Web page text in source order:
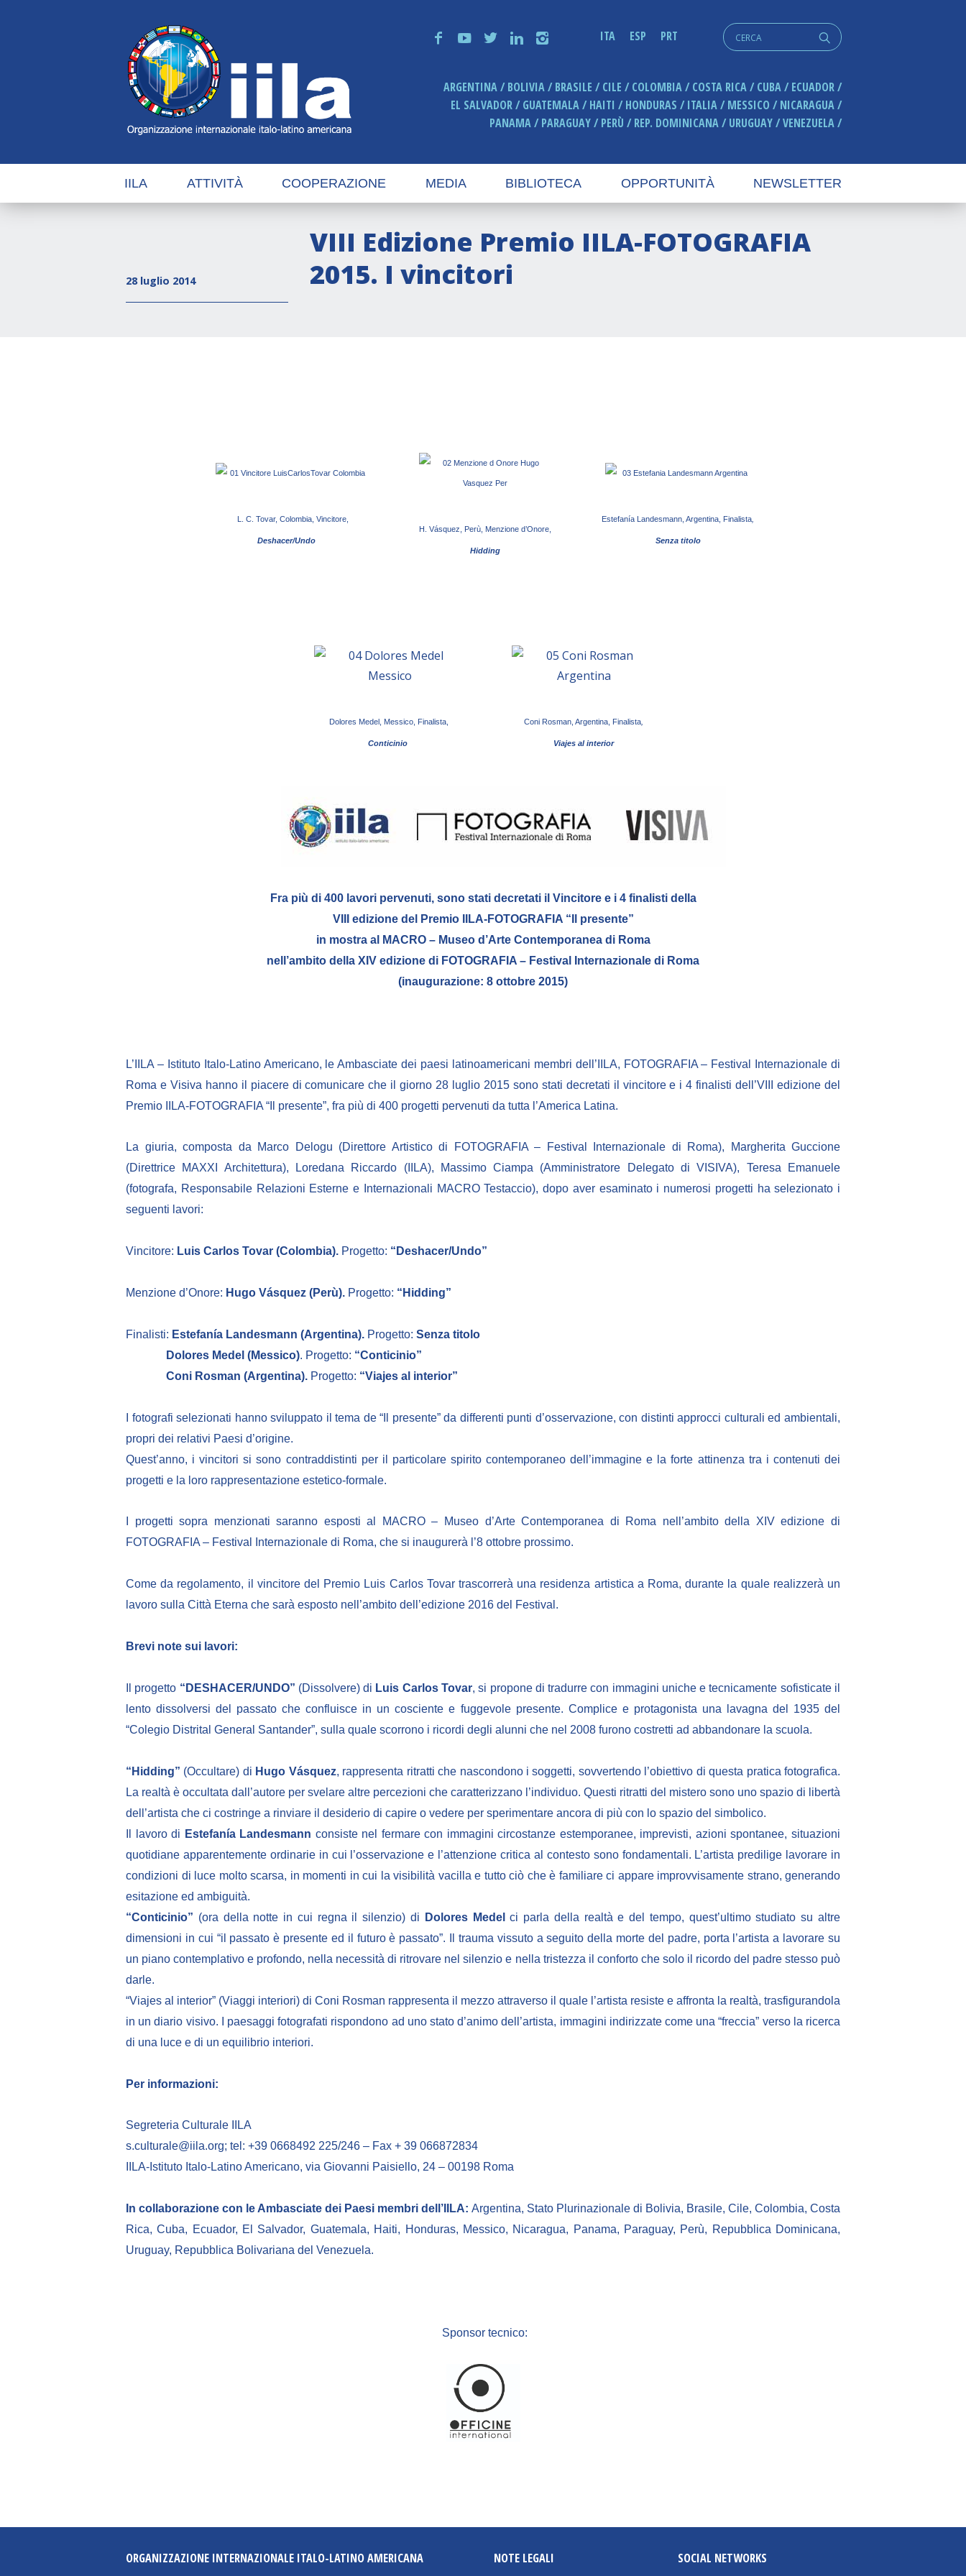
f y t n i ITA ESP PRT q
Cerca:
ARGENTINA BOLIVIA BRASILE CILE COLOMBIA COSTA RICA CUBA
ECUADOR
EL SALVADOR
GUATEMALA HAITI HONDURAS ITALIA MESSICO
NICARAGUA
PANAMA
PARAGUAY PERÙ REP. DOMINICANA URUGUAY VENEZUELA
IILA ATTIVITÀ COOPERAZIONE MEDIA BIBLIOTECA OPPORTUNITÀ NEWSLETTER
28 luglio 2014
VIII Edizione Premio IILA-FOTOGRAFIA
2015. I vincitori
L. C. Tovar, Colombia, Vincitore,
Deshacer/Undo
H. Vásquez, Perù, Menzione d’Onore,
Hidding
Estefanía Landesmann, Argentina, Finalista
Senza titolo
Dolores Medel, Messico, Finalista,
Conticinio
Coni Rosman, Argentina, Finalista
Viajes al interior
Fra più di 400 lavori pervenuti, sono stati decretati il Vincitore e i 4 finalisti della
VIII edizione del Premio IILA-FOTOGRAFIA “Il presente”
in mostra al MACRO – Museo d’Arte Contemporanea di Roma
nell’ambito della XIV edizione di FOTOGRAFIA – Festival Internazionale di Roma
(inaugurazione: 8 ottobre 2015)
L’IILA – Istituto Italo-Latino Americano, le Ambasciate dei paesi latinoamericani membri dell’IILA, FOTOGRAFIA – Festival Internazionale di
Roma e Visiva hanno il piacere di comunicare che il giorno 28 luglio 2015 sono stati decretati il vincitore e i 4 finalisti dell’VIII edizione del
Premio IILA-FOTOGRAFIA “Il presente”, fra più di 400 progetti pervenuti da tutta l’America Latina.
La giuria, composta da Marco Delogu (Direttore Artistico di FOTOGRAFIA – Festival Internazionale di Roma), Margherita Guccione
(Direttrice MAXXI Architettura), Loredana Riccardo (IILA), Massimo Ciampa (Amministratore Delegato di VISIVA), Teresa Emanuele
(fotografa, Responsabile Relazioni Esterne e Internazionali MACRO Testaccio), dopo aver esaminato i numerosi progetti ha selezionato i
seguenti lavori:
Vincitore: Luis Carlos Tovar (Colombia). Progetto: “Deshacer/Undo”
Menzione d’Onore: Hugo Vásquez (Perù). Progetto: “Hidding”
Finalisti: Estefanía Landesmann (Argentina). Progetto: Senza titolo
Dolores Medel (Messico). Progetto: “Conticinio”
Coni Rosman (Argentina). Progetto: “Viajes al interior”
I fotografi selezionati hanno sviluppato il tema de “Il presente” da differenti punti d’osservazione, con distinti approcci culturali ed ambientali,
propri dei relativi Paesi d’origine.
Quest’anno, i vincitori si sono contraddistinti per il particolare spirito contemporaneo dell’immagine e la forte attinenza tra i contenuti dei
progetti e la loro rappresentazione estetico-formale.
I progetti sopra menzionati saranno esposti al MACRO – Museo d’Arte Contemporanea di Roma nell’ambito della XIV edizione di
FOTOGRAFIA – Festival Internazionale di Roma, che si inaugurerà l’8 ottobre prossimo.
Come da regolamento, il vincitore del Premio Luis Carlos Tovar trascorrerà una residenza artistica a Roma, durante la quale realizzerà un
lavoro sulla Città Eterna che sarà esposto nell’ambito dell’edizione 2016 del Festival.
Brevi note sui lavori:
Il progetto “DESHACER/UNDO” (Dissolvere) di Luis Carlos Tovar, si propone di tradurre con immagini uniche e tecnicamente sofisticate il
lento dissolversi del passato che confluisce in un cosciente e fuggevole presente. Complice e protagonista una lavagna del 1935 del
“Colegio Distrital General Santander”, sulla quale scorrono i ricordi degli alunni che nel 2008 furono costretti ad abbandonare la scuola.
“Hidding” (Occultare) di Hugo Vásquez, rappresenta ritratti che nascondono i soggetti, sovvertendo l’obiettivo di questa pratica fotografica.
La realtà è occultata dall’autore per svelare altre percezioni che caratterizzano l’individuo. Questi ritratti del mistero sono uno spazio di libertà
dell’artista che ci costringe a rinviare il desiderio di capire o vedere per sperimentare ancora di più con lo spazio del simbolico.
Il lavoro di Estefanía Landesmann consiste nel fermare con immagini circostanze estemporanee, imprevisti, azioni spontanee, situazioni
quotidiane apparentemente ordinarie in cui l’osservazione e l’attenzione critica al contesto sono fondamentali. L’artista predilige lavorare in
condizioni di luce molto scarsa, in momenti in cui la visibilità vacilla e tutto ciò che è familiare ci appare improvvisamente strano, generando
esitazione ed ambiguità.
“Conticinio” (ora della notte in cui regna il silenzio) di Dolores Medel ci parla della realtà e del tempo, quest’ultimo studiato su altre
dimensioni in cui “il passato è presente ed il futuro è passato”. Il trauma vissuto a seguito della morte del padre, porta l’artista a lavorare su
un piano contemplativo e profondo, nella necessità di ritrovare nel silenzio e nella tristezza il conforto che solo il ricordo del padre stesso può
darle.
“Viajes al interior” (Viaggi interiori) di Coni Rosman rappresenta il mezzo attraverso il quale l’artista resiste e affronta la realtà, trasfigurandola
in un diario visivo. I paesaggi fotografati rispondono ad uno stato d’animo dell’artista, immagini indirizzate come una “freccia” verso la ricerca
di una luce e di un equilibrio interiori.
Per informazioni:
Segreteria Culturale IILA
s.culturale@iila.org; tel: +39 0668492 225/246 – Fax + 39 066872834
IILA-Istituto Italo-Latino Americano, via Giovanni Paisiello, 24 – 00198 Roma
In collaborazione con le Ambasciate dei Paesi membri dell’IILA: Argentina, Stato Plurinazionale di Bolivia, Brasile, Cile, Colombia, Costa
Rica, Cuba, Ecuador, El Salvador, Guatemala, Haiti, Honduras, Messico, Nicaragua, Panama, Paraguay, Perù, Repubblica Dominicana,
Uruguay, Repubblica Bolivariana del Venezuela.
Sponsor tecnico:
ORGANIZZAZIONE INTERNAZIONALE ITALO-LATINO AMERICANA NOTE LEGALI SOCIAL NETWORKS